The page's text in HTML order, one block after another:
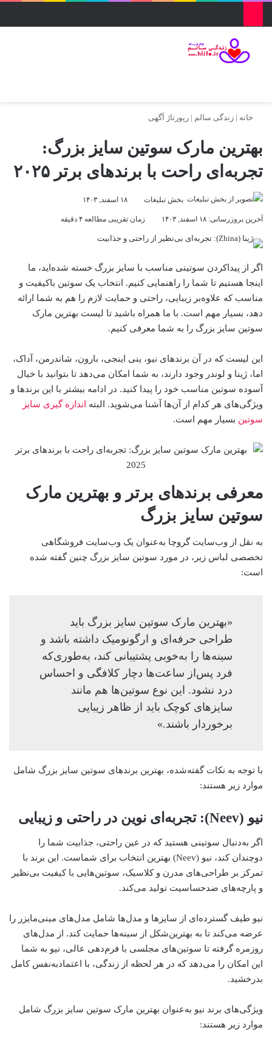
خانه | زندگی سالم | رپورتاژ آگهی
بهترین مارک سوتین سایز بزرگ:
تجربه‌ای راحت با برندهای برتر ۲۰۲۵
بخش تبلیغات ۱۸ اسفند, ۱۴۰۳
آخرین بروزرسانی: ۱۸ اسفند, ۱۴۰۳ زمان تقریبی مطالعه ۴ دقیقه
اگر از پیداکردن سوتینی مناسب با سایز بزرگ خسته شده‌اید، ما
اینجا هستیم تا شما را راهنمایی کنیم. انتخاب یک سوتین باکیفیت و
مناسب که علاوه‌بر زیبایی، راحتی و حمایت لازم را هم به شما ارائه
دهد، بسیار مهم است. با ما همراه باشید تا لیست بهترین مارک
سوتین سایز بزرگ را به شما معرفی ‌کنیم.
این لیست که در آن برندهای نیو، ینی اینجی، بارون، شاندرمن، آداک،
اما، ژینا و لوندر وجود دارند، به شما امکان می‌دهد تا بتوانید با خیال
آسوده سوتین مناسب خود را پیدا کنید. در ادامه بیشتر با این برندها و
ویژگی‌های هر کدام از آن‌ها آشنا می‌شوید. البته
اندازه گیری سایز
سوتین بسیار مهم است.
معرفی برندهای برتر و بهترین مارک
سوتین سایز بزرگ
به نقل از وب‌سایت گروچا به‌عنوان یک وب‌سایت فروشگاهی
تخصصی لباس زیر، در مورد سوتین سایز بزرگ چنین گفته شده
است:
«بهترین مارک سوتین سایز بزرگ باید
طراحی حرفه‌ای و ارگونومیک داشته باشد و
سینه‌ها را به‌خوبی پشتیبانی کند، به‌طوری‌که
فرد پس‌از ساعت‌ها دچار کلافگی و احساس
درد نشود. این نوع سوتین‌ها هم مانند
سایزهای کوچک باید از ظاهر زیبایی
برخوردار باشند.»
با توجه به نکات گفته‌شده، بهترین برندهای سوتین سایز بزرگ شامل
موارد زیر هستند:
نیو (Neev): تجربه‌ای نوین در راحتی و زیبایی
اگر به‌دنبال سوتینی هستید که در عین راحتی، جذابیت شما را
دوچندان کند، نیو (Neev) بهترین انتخاب برای شماست. این برند با
تمرکز بر طراحی‌های مدرن و کلاسیک، سوتین‌هایی با کیفیت بی‌نظیر
و پارچه‌های ضدحساسیت تولید می‌کند.
نیو طیف گسترده‌ای از سایزها و مدل‌ها شامل مدل‌های مینی‌مایزر را
عرضه می‌کند تا به بهترین‌شکل از سینه‌ها حمایت کند. از مدل‌های
روزمره گرفته تا سوتین‌های مجلسی با فرم‌دهی عالی، نیو به شما
این امکان را می‌دهد که در هر لحظه از زندگی، با اعتمادبه‌نفس کامل
بدرخشید.
ویژگی‌های برند نیو به‌عنوان بهترین مارک سوتین سایز بزرگ شامل
موارد زیر هستند: